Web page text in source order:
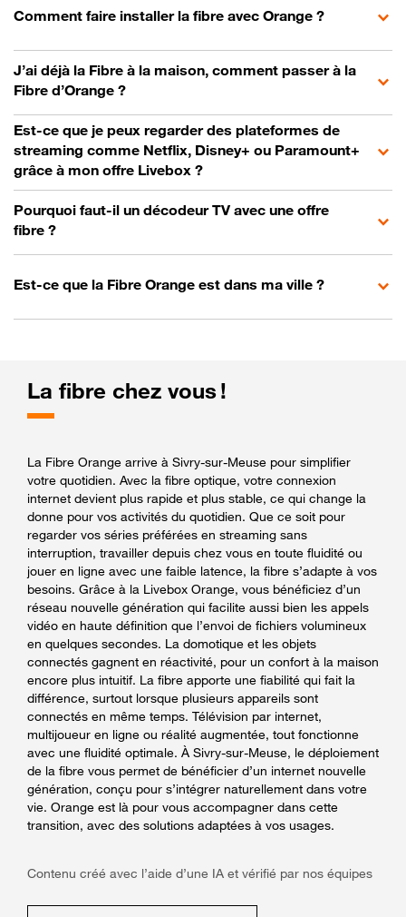
Comment faire installer la fibre avec Orange ?
J’ai déjà la Fibre à la maison, comment passer à la
Fibre d’Orange ?
Est-ce que je peux regarder des plateformes de
streaming comme Netflix, Disney+ ou Paramount+
grâce à mon offre Livebox ?
Pourquoi faut-il un décodeur TV avec une offre
fibre ?
Est-ce que la Fibre Orange est dans ma ville ?
La fibre chez vous !
La Fibre Orange arrive à Sivry-sur-Meuse pour simplifier
votre quotidien. Avec la fibre optique, votre connexion
internet devient plus rapide et plus stable, ce qui change la
donne pour vos activités du quotidien. Que ce soit pour
regarder vos séries préférées en streaming sans
interruption, travailler depuis chez vous en toute fluidité ou
jouer en ligne avec une faible latence, la fibre s’adapte à vos
besoins. Grâce à la Livebox Orange, vous bénéficiez d’un
réseau nouvelle génération qui facilite aussi bien les appels
vidéo en haute définition que l’envoi de fichiers volumineux
en quelques secondes. La domotique et les objets
connectés gagnent en réactivité, pour un confort à la maison
encore plus intuitif. La fibre apporte une fiabilité qui fait la
différence, surtout lorsque plusieurs appareils sont
connectés en même temps. Télévision par internet,
multijoueur en ligne ou réalité augmentée, tout fonctionne
avec une fluidité optimale. À Sivry-sur-Meuse, le déploiement
de la fibre vous permet de bénéficier d’un internet nouvelle
génération, conçu pour s’intégrer naturellement dans votre
vie. Orange est là pour vous accompagner dans cette
transition, avec des solutions adaptées à vos usages.
Contenu créé avec l’aide d’une IA et vérifié par nos équipes